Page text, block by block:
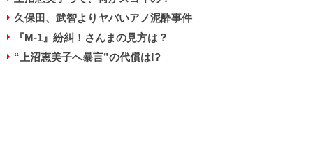
久保田、武智よりヤバいアノ泥酔事件
『M-1』紛糾！さんまの見方は？
“上沼恵美子へ暴言”の代償は!?